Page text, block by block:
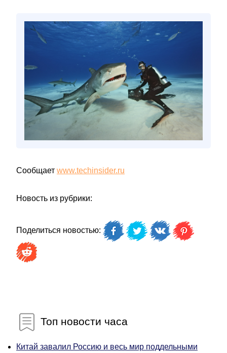
Сообщает www.techinsider.ru
Новость из рубрики:
Поделиться новостью:
Топ новости часа
Китай завалил Россию и весь мир поддельными